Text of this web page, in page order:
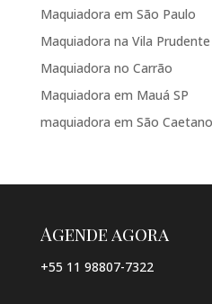
Maquiadora em São Paulo
Maquiadora na Vila Prudente
Maquiadora no Carrão
Maquiadora em Mauá SP
maquiadora em São
Agende agora
+55 11 98807-7322